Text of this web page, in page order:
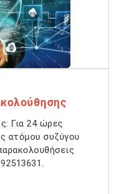
Για 24 ώρες
ατόμου συζύγου